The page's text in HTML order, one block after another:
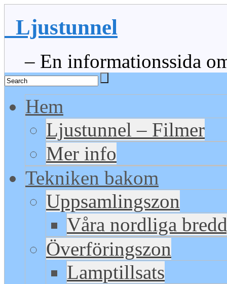
Ljustunnel
– En informationssida
Hem
Ljustunnel – Filmer
Mer info
Tekniken bakom
Uppsamlingszon
Våra nordliga
Överföringszon
Lamptillsats